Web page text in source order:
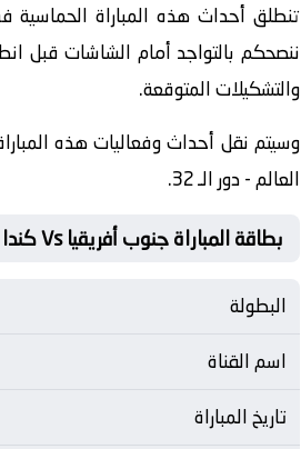
ننصحكم بالتواجد أمام الشاشات قبل
والتشكيلات المتوقعة.
​وسيتم نقل أحداث وفعاليات هذه
العالم - دور الـ 32.
بطاقة المباراة جنوب أفريقيا Vs كندا
البطولة
اسم القناة
تاريخ المباراة